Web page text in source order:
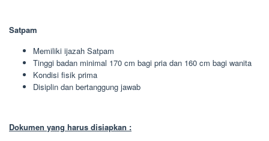
Satpam
Memiliki ijazah Satpam
Tinggi badan minimal 170 cm bagi pria dan 160 cm bagi wanita
Kondisi fisik prima
Disiplin dan bertanggung jawab
Dokumen yang harus disiapkan :